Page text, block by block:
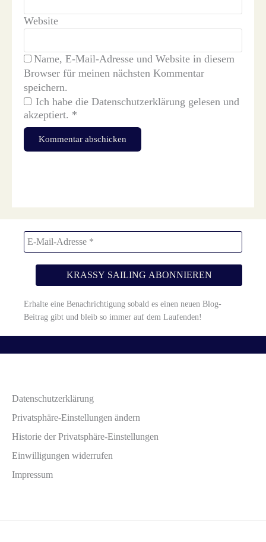
Website
Name, E-Mail-Adresse und Website in diesem
Browser für meinen nächsten Kommentar
speichern.
Ich habe die Datenschutzerklärung gelesen und
akzeptiert. *
Erhalte eine Benachrichtigung sobald es einen neuen Blog-
Beitrag gibt und bleib so immer auf dem Laufenden!
Datenschutzerklärung
Privatsphäre-Einstellungen ändern
Historie der Privatsphäre-Einstellungen
Einwilligungen widerrufen
Impressum